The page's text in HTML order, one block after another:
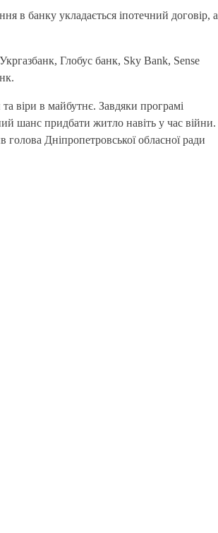
в банку укладається іпотечний договір, а
Глобус банк, Sky Bank, Sense
віри в майбутнє. Завдяки програмі
шанс придбати житло навіть у час війни.
Дніпропетровської обласної ради